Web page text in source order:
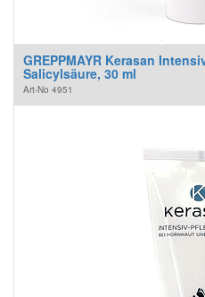
GREPPMAYR Kerasan
Salicylsäure, 30 ml
Art-No 4951